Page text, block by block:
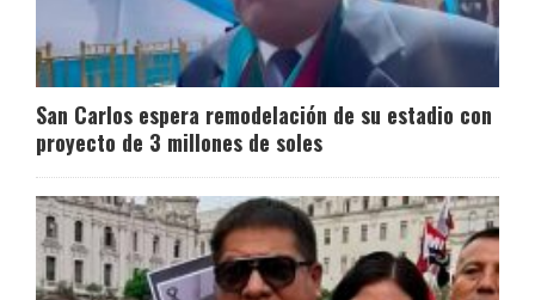
San Carlos espera remodelación de su estadio con
proyecto de 3 millones de soles